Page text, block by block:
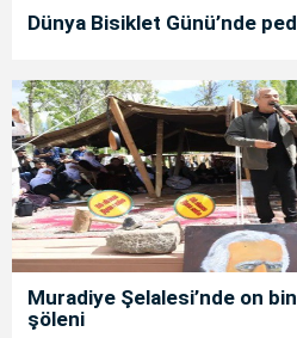
Dünya Bisiklet Günü’nde
Muradiye Şelalesi’nde on
şöleni